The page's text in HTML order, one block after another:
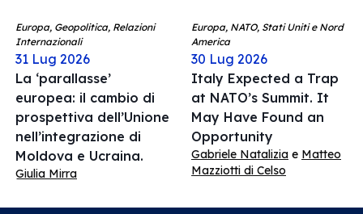
Europa, Geopolitica, Relazioni
Internazionali
31 Lug 2026
La ‘parallasse’
europea: il cambio di
prospettiva dell’Unione
nell’integrazione di
Moldova e Ucraina.
Giulia Mirra
Europa, NATO, Stati Uniti e Nord
America
30 Lug 2026
Italy Expected a Trap
at NATO’s Summit. It
May Have Found an
Opportunity
Gabriele Natalizia e Matteo
Mazziotti di Celso